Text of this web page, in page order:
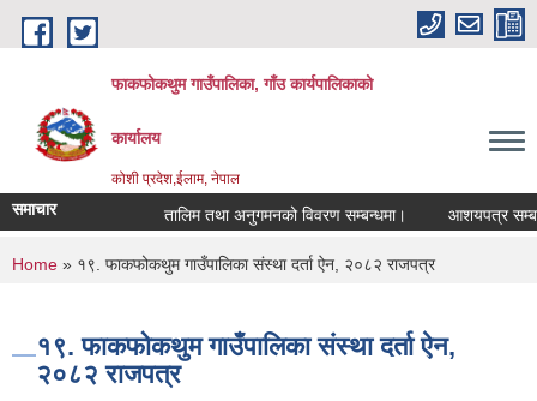
Skip to main content
फाकफोकथुम गाउँपालिका, गाँउ कार्यपालिकाको
कार्यालय
कोशी प्रदेश,ईलाम, नेपाल
समाचार तालिम तथा अनुगमनको विवरण सम्बन्धमा। आशयपत्र
You are here
Home » १९. फाकफोकथुम गाउँपालिका संस्था दर्ता ऐन, २०८२ राजपत्र
१९. फाकफोकथुम गाउँपालिका संस्था दर्ता ऐन,
२०८२ राजपत्र